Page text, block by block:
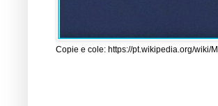
Copie e cole: https://pt.wikipedia.org/wiki/